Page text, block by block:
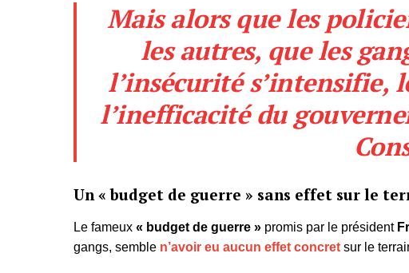
Mais alors que les
les autres, que les
l’insécurité s’intensifie,
l’inefficacité du
Un « budget de guerre » sans effet sur le
Le fameux« budget de guerre » promis par le président
gangs, semble n’avoir eu aucun effet concret sur le